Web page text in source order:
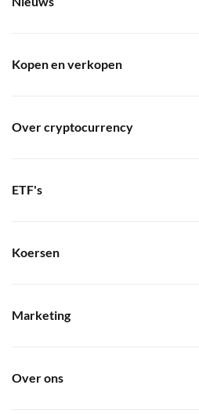
Kopen en verkopen
Over cryptocurrency
ETF's
Koersen
Marketing
Over ons